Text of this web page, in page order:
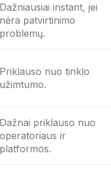
Dažniausiai instant, jei
nėra patvirtinimo
problemų.
Priklauso nuo tinklo
užimtumo.
Dažnai priklauso nuo
operatoriaus ir
platformos.